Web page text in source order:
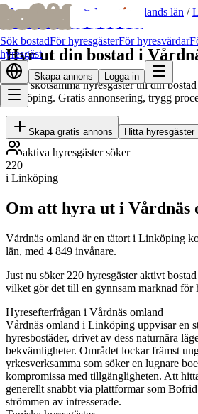
bofridbofrid
Sök bostadFör hyresgästerFör hyresvärdar
hyresgäst
Skapa annons Logga in
Hem/ Hyr ut bostad Östergötlands län /
omland
Hyr ut din bostad i
Hitta skötsamma hyresgäster till din
Linköping. Gratis annonsering, trygg
Skapa gratis annons Hitta hyresgäster
aktiva hyresgäster söker
220
i Linköping
Om att hyra ut i Vårdnäs
Vårdnäs omland är en tätort i Linköping
län, med 4 849 invånare.
Just nu söker 220 hyresgäster aktivt
vilket gör det till en gynnsam marknad för
Hyresefterfrågan i Vårdnäs omland
Vårdnäs omland i Linköping uppvisar en
hyresbostäder, drivet av dess naturnära
bekvämligheter. Området lockar främst
yrkesverksamma som söker en lugnare
kompromissa med tillgängligheten. Att
generellt snabbt via plattformar som
strömmen av intresserade.